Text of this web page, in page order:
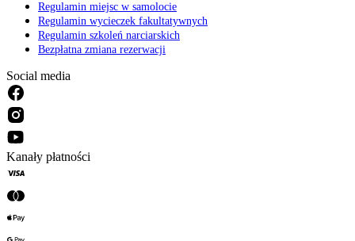
Regulamin miejsc w samolocie
Regulamin wycieczek fakultatywnych
Regulamin szkoleń narciarskich
Bezpłatna zmiana rezerwacji
Social media
Kanały płatności